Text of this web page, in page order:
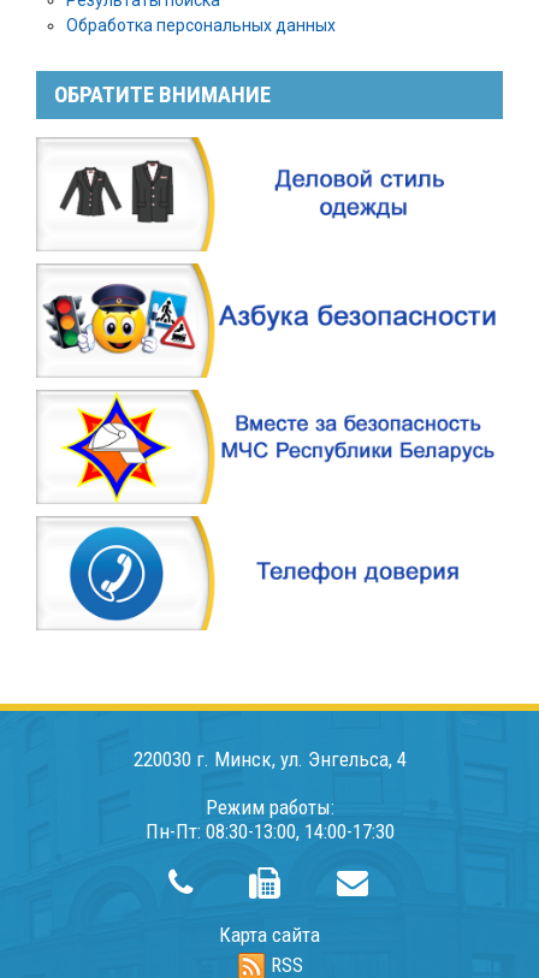
Обработка персональных данных
ОБРАТИТЕ ВНИМАНИЕ
220030 г. Минск, ул. Энгельса, 4
Режим работы:
Пн-Пт: 08:30-13:00, 14:00-17:30
Карта сайта
RSS